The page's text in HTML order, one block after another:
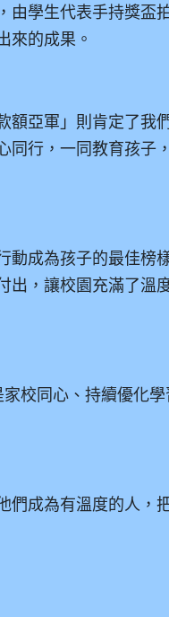
由學生代表手持獎盃
來的成果。
額亞軍」則肯定了我
同行，一同教育孩子
動成為孩子的最佳榜
出，讓校園充滿了溫
校同心、持續優化
們成為有溫度的人，